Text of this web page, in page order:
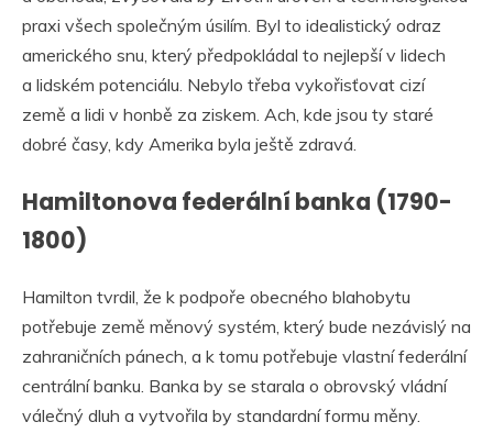
praxi všech společným úsilím. Byl to idealistický odraz
amerického snu, který předpokládal to nejlepší v lidech
a lidském potenciálu. Nebylo třeba vykořisťovat cizí
země a lidi v honbě za ziskem. Ach, kde jsou ty staré
dobré časy, kdy Amerika byla ještě zdravá.
Hamiltonova federální banka (1790-
1800)
Hamilton tvrdil, že k podpoře obecného blahobytu
potřebuje země měnový systém, který bude nezávislý na
zahraničních pánech, a k tomu potřebuje vlastní federální
centrální banku. Banka by se starala o obrovský vládní
válečný dluh a vytvořila by standardní formu měny.